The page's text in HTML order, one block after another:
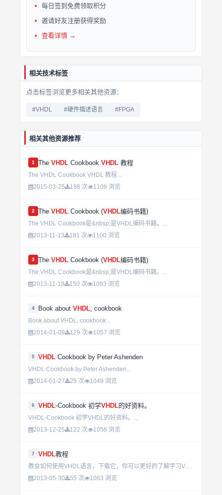
每日签到免费领取积分
邀请好友注册获得奖励
查看详情 →
相关技术标签
点击标签浏览更多相关其他资源：
#VHDL #硬件描述语言 #FPGA
相关其他资源推荐
1 The VHDL Cookbook VHDL 教程
The VHDL Cookbook VHDL 教程...
2015-03-25
198 次 1106 浏览
2 The VHDL Cookbook (VHDL编码书籍)
The VHDL Cookbook是&nbsp;是VHDL编码书籍。...
2013-11-13
181 次 1100 浏览
3 The VHDL Cookbook (VHDL编码书籍)
The VHDL Cookbook是&nbsp;是VHDL编码书籍。...
2013-11-19
150 次 1093 浏览
4 Book about VHDL , cookbook
Book about VHDL, cookbook...
2014-01-09
129 次 1057 浏览
5 VHDL Cookbook by Peter Ashenden
VHDL Cookbook by Peter Ashenden...
2014-01-27
25 次 1049 浏览
6 VHDL-Cookbook 初学VHDL的好资料。
VHDL-Cookbook 初学VHDL的好资料。...
2013-12-25
122 次 1056 浏览
7 VHDL教程
教会如何使用VHDL语言，下载它，你可以更好的了解学习VHDL语言...
2013-05-30
55 次 1063 浏览